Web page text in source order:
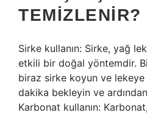
TEMIZLENIR?
Sirke kullanın: Sirke, yağ
etkili bir doğal yöntemdir.
biraz sirke koyun ve lekeye
dakika bekleyin ve
Karbonat kullanın: